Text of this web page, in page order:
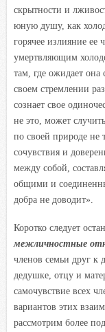
скрытности и
юную душу, как
горячее излияние ее
умертвляющим
там, где ожидает она
своем стремлении
сознает свое
не это, может
по своей природе не
сочувствия и
между собой,
общими и
добра не доводит».
Коротко следует
межличностные
членов семьи друг к
дедушке, отцу и
самочувствие всех
вариантов этих
рассмотрим более